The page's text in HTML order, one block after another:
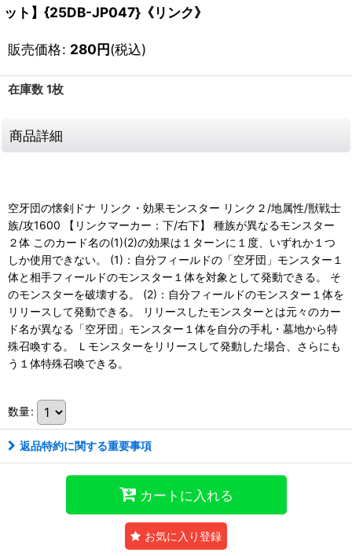
ット】{25DB-JP047}《リンク》
販売価格: 280円(税込)
在庫数 1枚
商品詳細
空牙団の懐剣ドナ リンク・効果モンスター リンク２/地属性/獣戦士
族/攻1600 【リンクマーカー：下/右下】 種族が異なるモンスター
２体 このカード名の(1)(2)の効果は１ターンに１度、いずれか１つ
しか使用できない。 (1)：自分フィールドの「空牙団」モンスター１
体と相手フィールドのモンスター１体を対象として発動できる。 そ
のモンスターを破壊する。 (2)：自分フィールドのモンスター１体を
リリースして発動できる。 リリースしたモンスターとは元々のカー
ド名が異なる「空牙団」モンスター１体を自分の手札・墓地から特
殊召喚する。 Ｌモンスターをリリースして発動した場合、さらにも
う１体特殊召喚できる。
数量:
返品特約に関する重要事項
カートに入れる
お気に入り登録